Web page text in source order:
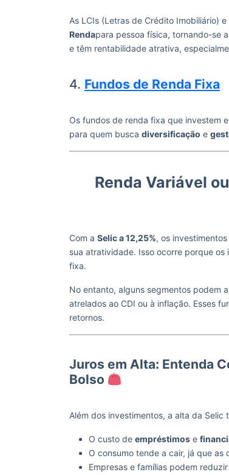
As LCIs (Letras de Crédito Imobiliário)
Rendapara pessoa física, tornando-se
e têm rentabilidade atrativa,
4. Fundos de Renda Fixa
Os fundos de renda fixa que investem
para quem busca diversificação e
Renda Variável
Com a Selic a 12,25%, os investimentos
sua atratividade. Isso ocorre porque
fixa.
No entanto, alguns segmentos podem
atrelados ao CDI ou à inflação. Esses
retornos.
Juros em Alta: Entenda
Bolso
Além dos investimentos, a alta da
O custo de empréstimos e
O consumo tende a cair, já que
Empresas e famílias podem